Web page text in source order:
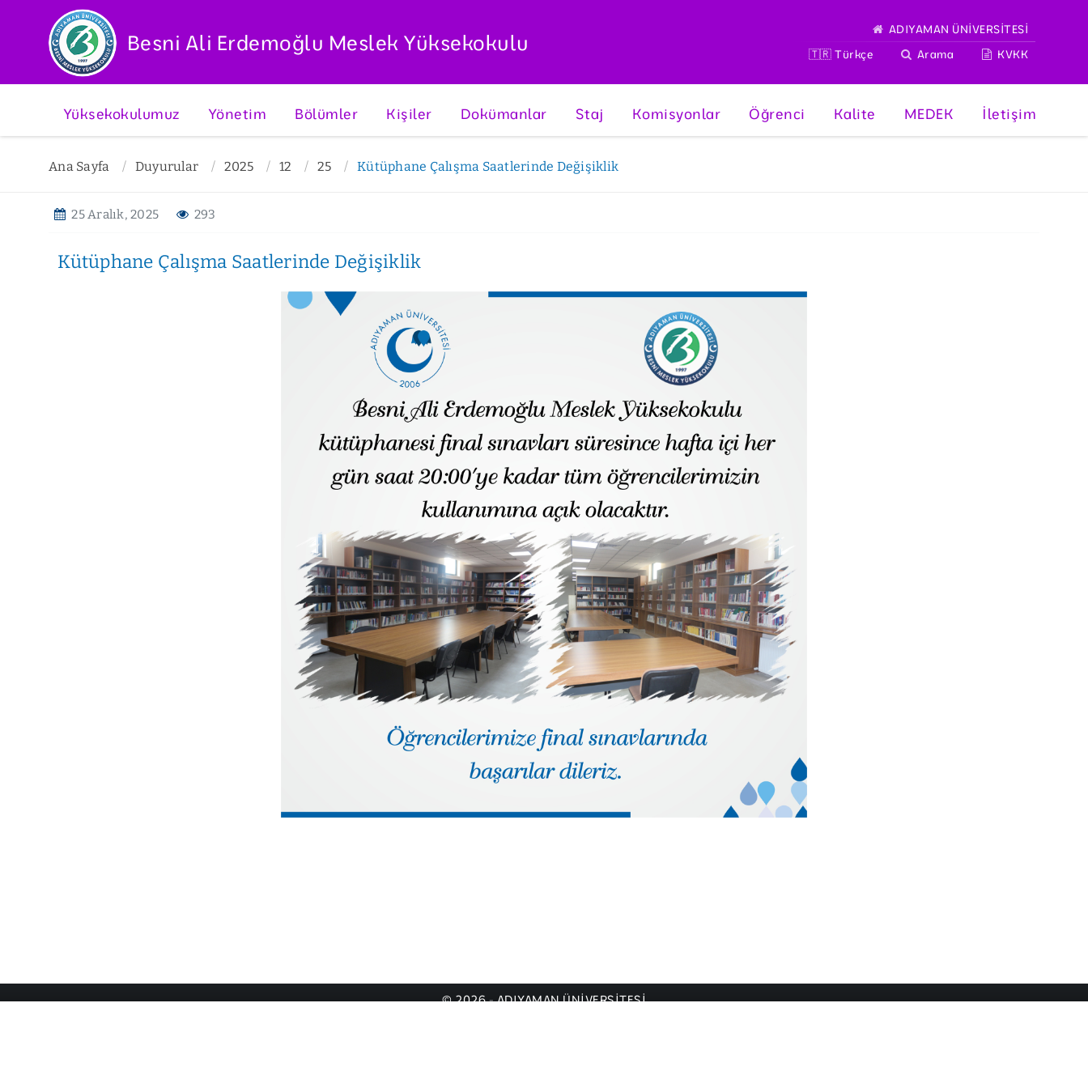
ADIYAMAN ÜNİVERSİTESİ
🇹🇷 Türkçe
Arama KVKK
Besni Ali Erdemoğlu Meslek Yüksekokulu
Yüksekokulumuz Yönetim Bölümler Kişiler Dokümanlar Staj Komisyonlar Öğrenci Kalite MEDEK İletişim
Ana Sayfa Duyurular 2025 12 25 Kütüphane Çalışma Saatlerinde Değişiklik
25 Aralık, 2025 293
Kütüphane Çalışma Saatlerinde Değişiklik
© 2026 - ADIYAMAN ÜNİVERSİTESİ